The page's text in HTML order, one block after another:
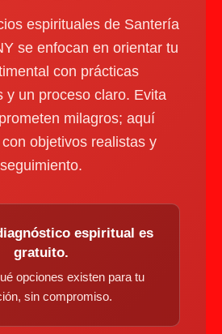
espirituales de Santería
se enfocan en orientar tu
con prácticas
y un proceso claro. Evita
milagros; aquí
objetivos realistas y
seguimiento.
espiritual es
gratuito.
opciones existen para tu
sin compromiso.